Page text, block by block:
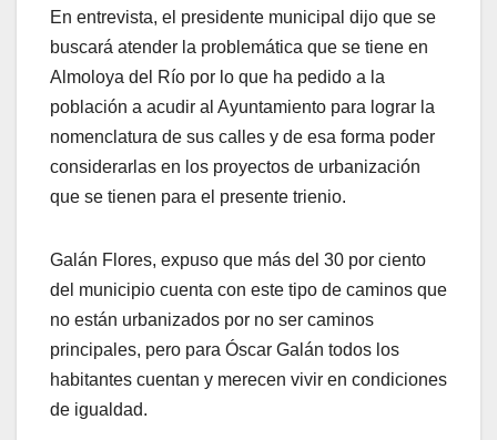
En entrevista, el presidente municipal dijo que se
buscará atender la problemática que se tiene en
Almoloya del Río por lo que ha pedido a la
población a acudir al Ayuntamiento para lograr la
nomenclatura de sus calles y de esa forma poder
considerarlas en los proyectos de urbanización
que se tienen para el presente trienio.
Galán Flores, expuso que más del 30 por ciento
del municipio cuenta con este tipo de caminos que
no están urbanizados por no ser caminos
principales, pero para Óscar Galán todos los
habitantes cuentan y merecen vivir en condiciones
de igualdad.